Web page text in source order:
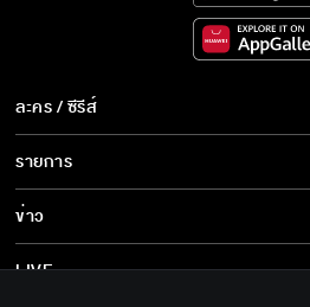
ละคร / ซีรีส์
ละคร/ซีรีส์
ซีรีส์นานาชาติ
การ์ตูน & เกม
รายการ
รายการทั้งหมด
ข่าว
ข่าวทั้งหมด
LIVE